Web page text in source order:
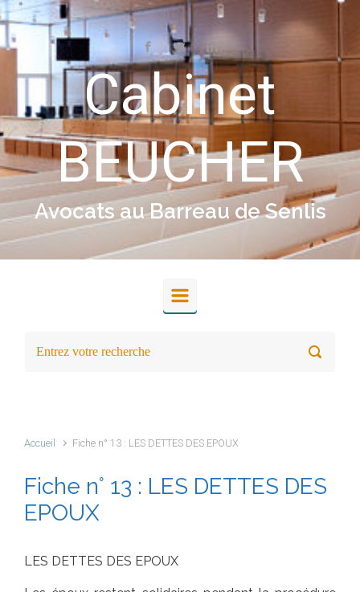
Skip to main content
Cabinet
BEUCHER
Avocats au Barreau de Senlis
Accueil Fiche n° 13 : LES DETTES DES EPOUX
Fiche n° 13 : LES DETTES DES
EPOUX
LES DETTES DES EPOUX